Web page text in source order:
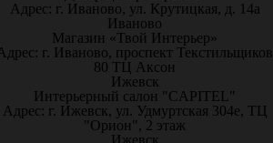
Адрес: г. Иваново, ул. Крутицкая, д. 14а
Иваново
Магазин «Твой Интерьер»
г. Иваново, проспект Текстильщиков
80 ТЦ Аксон
Ижевск
Интерьерный салон "CAPITEL"
Адрес: г. Ижевск, ул. Удмуртская 304е, ТЦ
"Орион", 2 этаж
Ижевск